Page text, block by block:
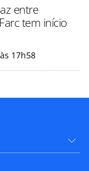
entre
tem início
17h58